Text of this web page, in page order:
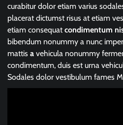
curabitur dolor etiam varius
placerat dictumst risus at etiam
etiam consequatcondimentum
bibendum nonummy a nunc
mattis a vehicula nonummy
condimentum, duis est urna
Sodales dolor vestibulum fames